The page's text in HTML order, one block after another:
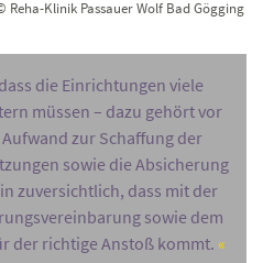
Reha-Klinik Passauer Wolf Bad Gögging
die Einrichtungen viele
müssen – dazu gehört vor
zur Schaffung der
sowie die Absicherung
zuversichtlich, dass mit der
sowie dem
der richtige Anstoß kommt.